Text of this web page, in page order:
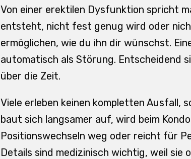
Von einer erektilen Dysfunktion spricht
entsteht, nicht fest genug wird oder
ermöglichen, wie du ihn dir wünschst.
automatisch als Störung. Entscheidend
über die Zeit.
Viele erleben keinen kompletten Ausfall,
baut sich langsamer auf, wird beim
Positionswechseln weg oder reicht für
Details sind medizinisch wichtig, weil sie